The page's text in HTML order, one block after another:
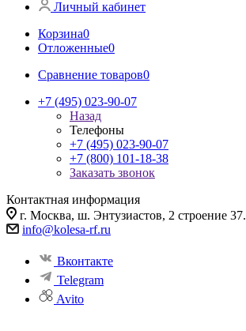
Личный кабинет
Корзина0
Отложенные0
Сравнение товаров0
+7 (495) 023-90-07
Назад
Телефоны
+7 (495) 023-90-07
+7 (800) 101-18-38
Заказать звонок
Контактная информация
г. Москва, ш. Энтузиастов, 2 строение 37.
info@kolesa-rf.ru
Вконтакте
Telegram
Avito